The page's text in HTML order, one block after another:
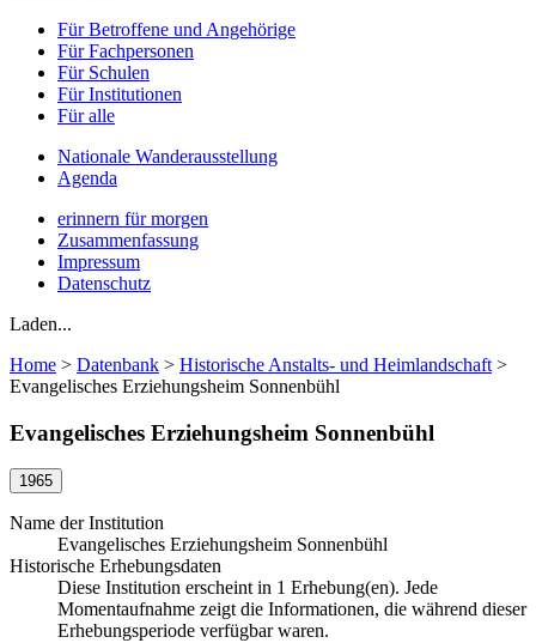
Für Betroffene und Angehörige
Für Fachpersonen
Für Schulen
Für Institutionen
Für alle
Nationale Wanderausstellung
Agenda
erinnern für morgen
Zusammenfassung
Impressum
Datenschutz
Laden...
Home > Datenbank > Historische Anstalts- und Heimlandschaft >
Evangelisches Erziehungsheim Sonnenbühl
Evangelisches Erziehungsheim Sonnenbühl
1965
Name der Institution
Evangelisches Erziehungsheim Sonnenbühl
Historische Erhebungsdaten
Diese Institution erscheint in 1 Erhebung(en). Jede
Momentaufnahme zeigt die Informationen, die während dieser
Erhebungsperiode verfügbar waren.